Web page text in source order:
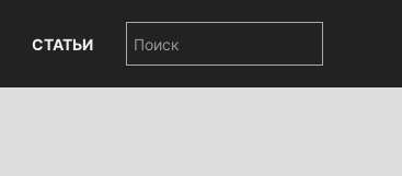
СТАТЬИ